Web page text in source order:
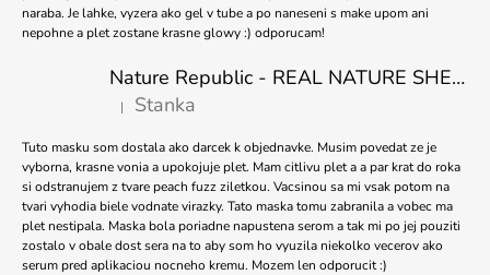
naraba. Je lahke, vyzera ako gel v tube a po naneseni s make upom ani
nepohne a plet zostane krasne glowy :) odporucam!
Nature Republic - REAL NATURE SHEET MASK TEA TREE 23ml
Hodnocení produktu je 5 z 5 hvězdiček.
| Stanka
Tuto masku som dostala ako darcek k objednavke. Musim povedat ze je
vyborna, krasne vonia a upokojuje plet. Mam citlivu plet a a par krat do roka
si odstranujem z tvare peach fuzz ziletkou. Vacsinou sa mi vsak potom na
tvari vyhodia biele vodnate virazky. Tato maska tomu zabranila a vobec ma
plet nestipala. Maska bola poriadne napustena serom a tak mi po jej pouziti
zostalo v obale dost sera na to aby som ho vyuzila niekolko vecerov ako
serum pred aplikaciou nocneho kremu. Mozem len odporucit :)